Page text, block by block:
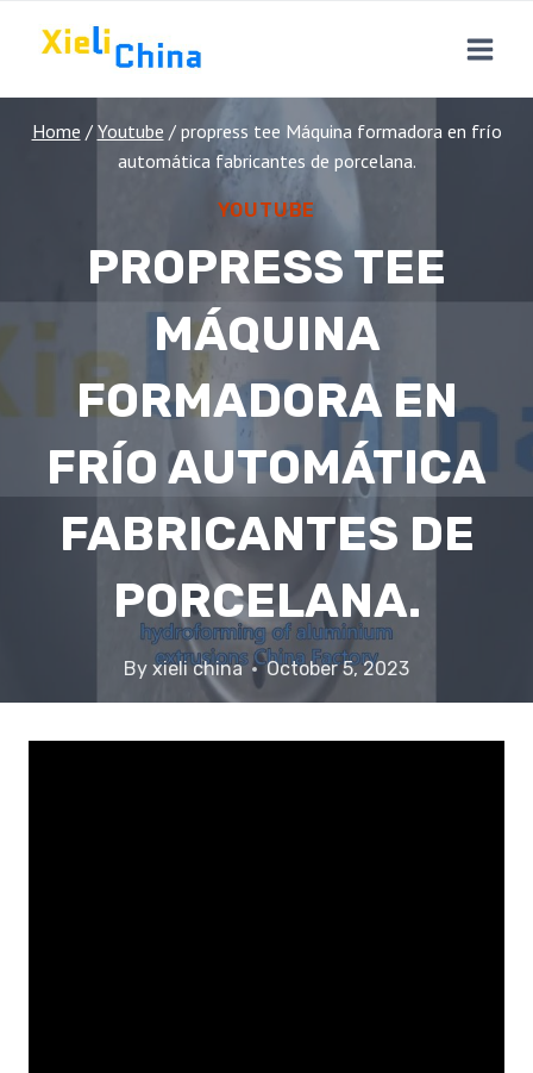
Home / Youtube / propress tee Máquina formadora en frío
automática fabricantes de porcelana.
YOUTUBE
PROPRESS TEE
MÁQUINA
FORMADORA EN
FRÍO AUTOMÁTICA
FABRICANTES DE
PORCELANA.
By xieli china October 5, 2023